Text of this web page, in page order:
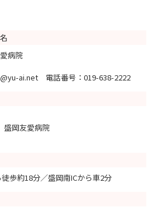
病院
ai.net 電話番号：019-638-2222
岡友愛病院
歩約18分／盛岡南ICから車2分